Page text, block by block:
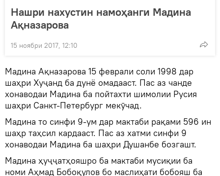
Нашри нахустин намоҳанги Мадина
Ақназарова
15 ноябри 2017, 12:10
Мадина Ақназарова 15 феврали соли 1998 дар
шаҳри Хуҷанд ба дунё омадааст. Пас аз чанде
хонаводаи Мадина ба пойтахти шимолии Русия
шаҳри Санкт-Петербург мекӯчад.
Мадина то синфи 9-ум дар мактаби рақами 596 ин
шаҳр таҳсил кардааст. Пас аз хатми синфи 9
хонаводаи Мадина ба шаҳри Душанбе бозгашт.
Мадина ҳуҷҷатҳояшро ба мактаби мусиқии ба
номи Аҳмад Бобоқулов бо маслиҳати бобояш ба